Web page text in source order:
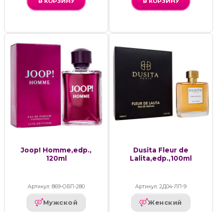
Joop! Homme,edp.,
120ml
Артикул: 869-ОБП-280
Мужской
Dusita Fleur de
Lalita,edp.,100ml
Артикул: 2Д04-ЛП-9
Женский